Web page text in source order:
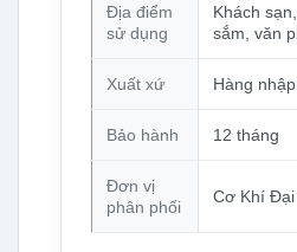
Địa điểm
sử dụng
Khách
sắm, văn
Xuất xứ Hàng
Bảo hành 12 tháng
Đơn vị
phân phối
Cơ Khí Đại